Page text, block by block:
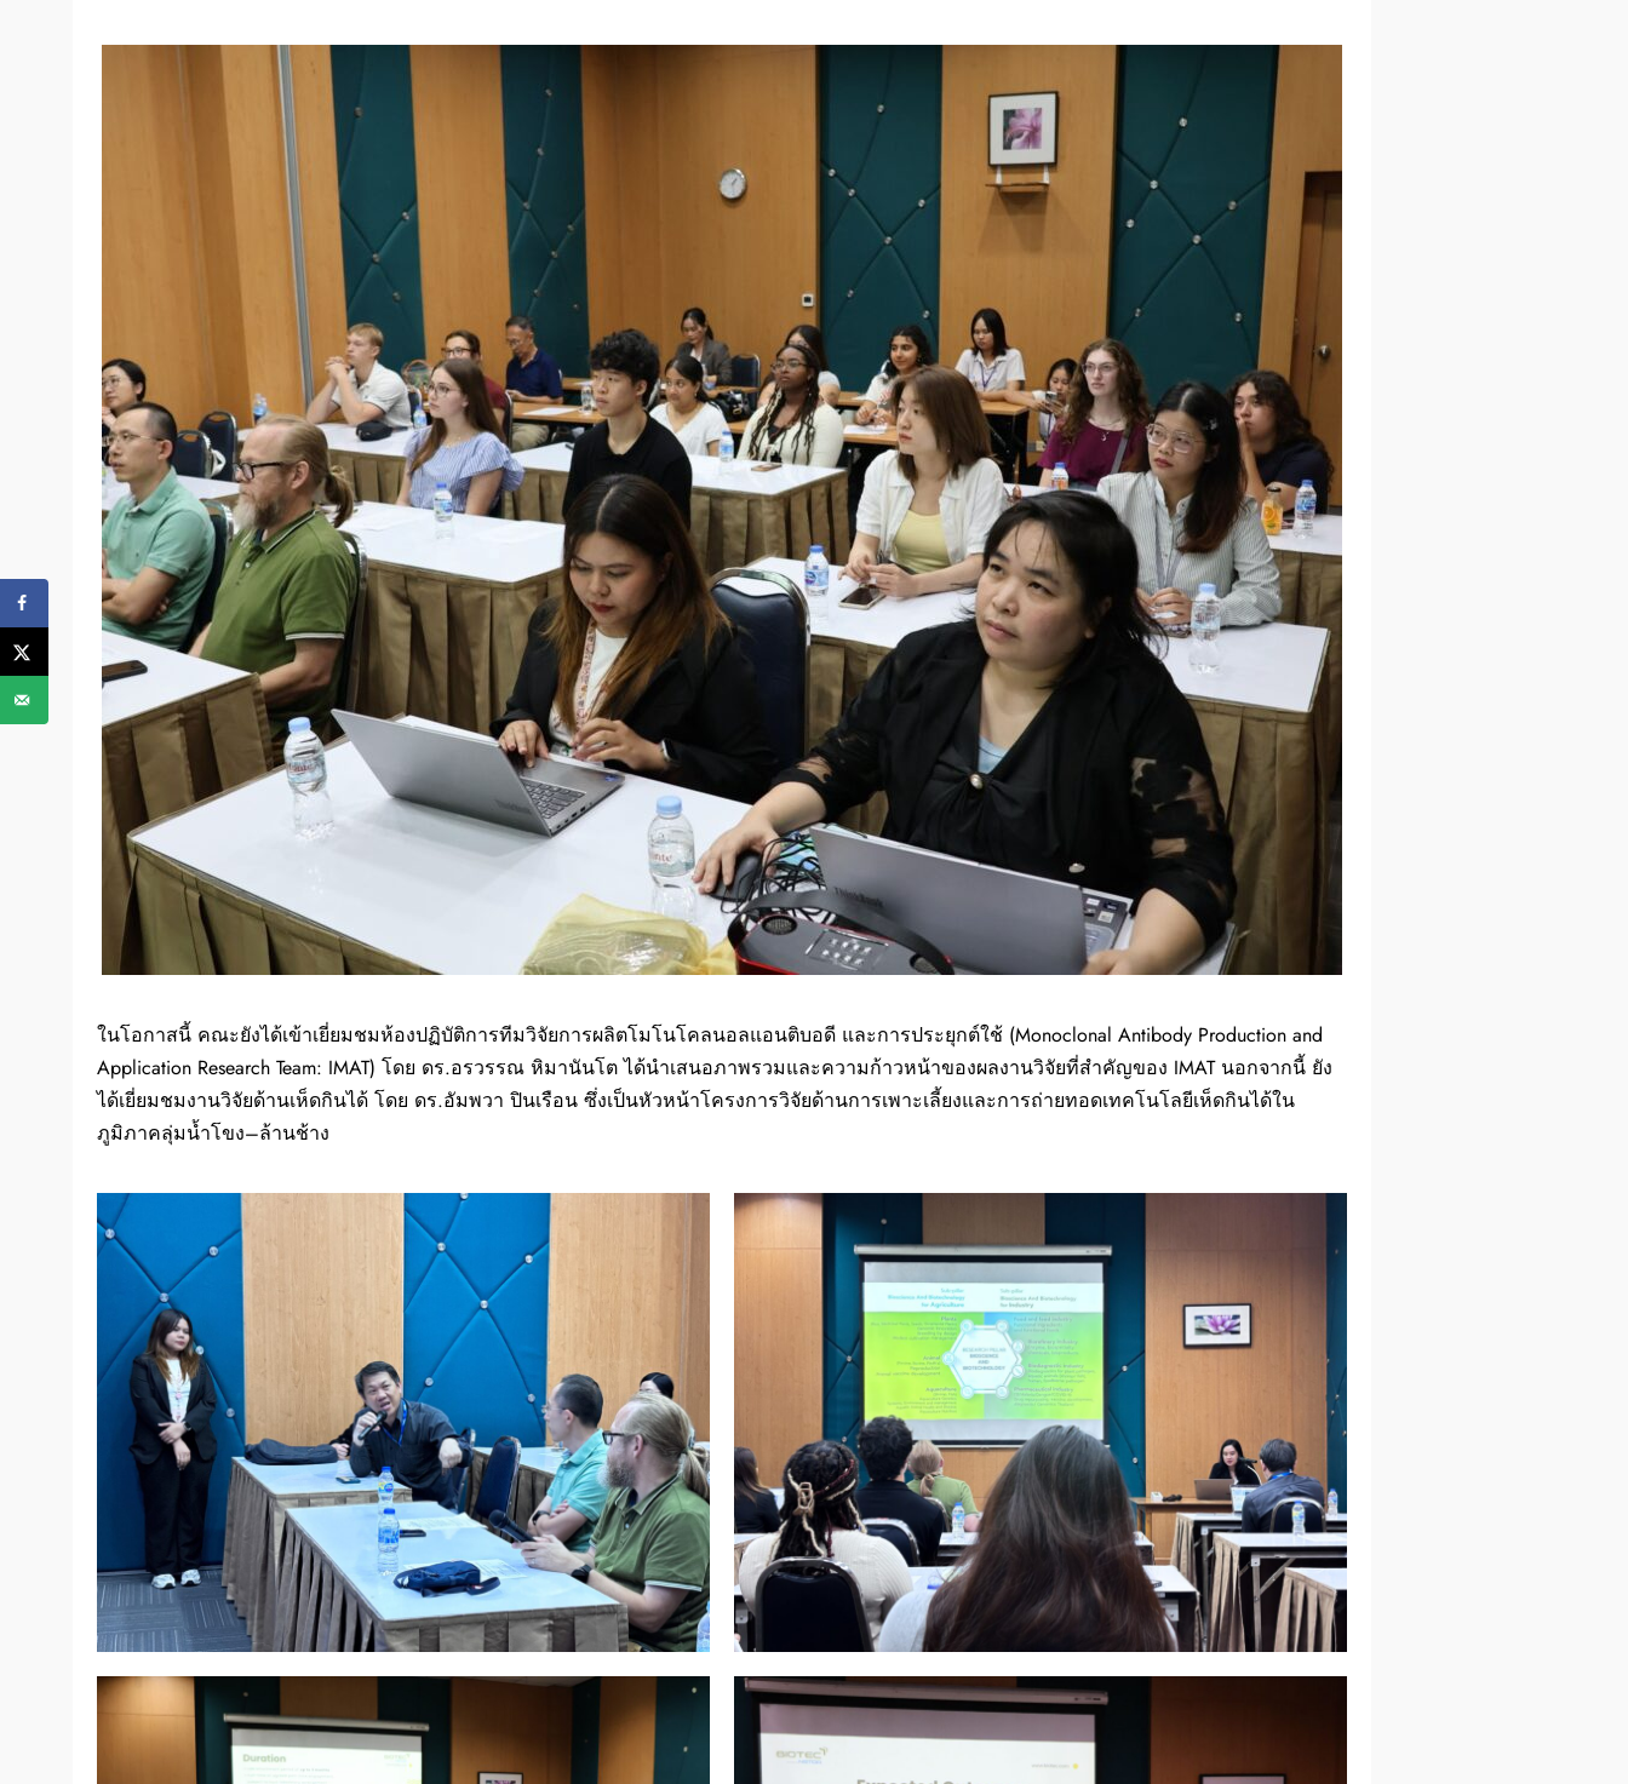
ในโอกาสนี้ คณะยังได้เข้าเยี่ยมชมห้องปฏิบัติการทีมวิจัยการผลิตโมโนโคลนอลแอนติบอดี และการประยุกต์ใช้ (Monoclonal Antibody Production and
Application Research Team: IMAT) โดย ดร.อรวรรณ หิมานันโต ได้นำเสนอภาพรวมและความก้าวหน้าของผลงานวิจัยที่สำคัญของ IMAT นอกจากนี้ ยัง
ได้เยี่ยมชมงานวิจัยด้านเห็ดกินได้ โดย ดร.อัมพวา ปินเรือน ซึ่งเป็นหัวหน้าโครงการวิจัยด้านการเพาะเลี้ยงและการถ่ายทอดเทคโนโลยีเห็ดกินได้ใน
ภูมิภาคลุ่มน้ำโขง–ล้านช้าง